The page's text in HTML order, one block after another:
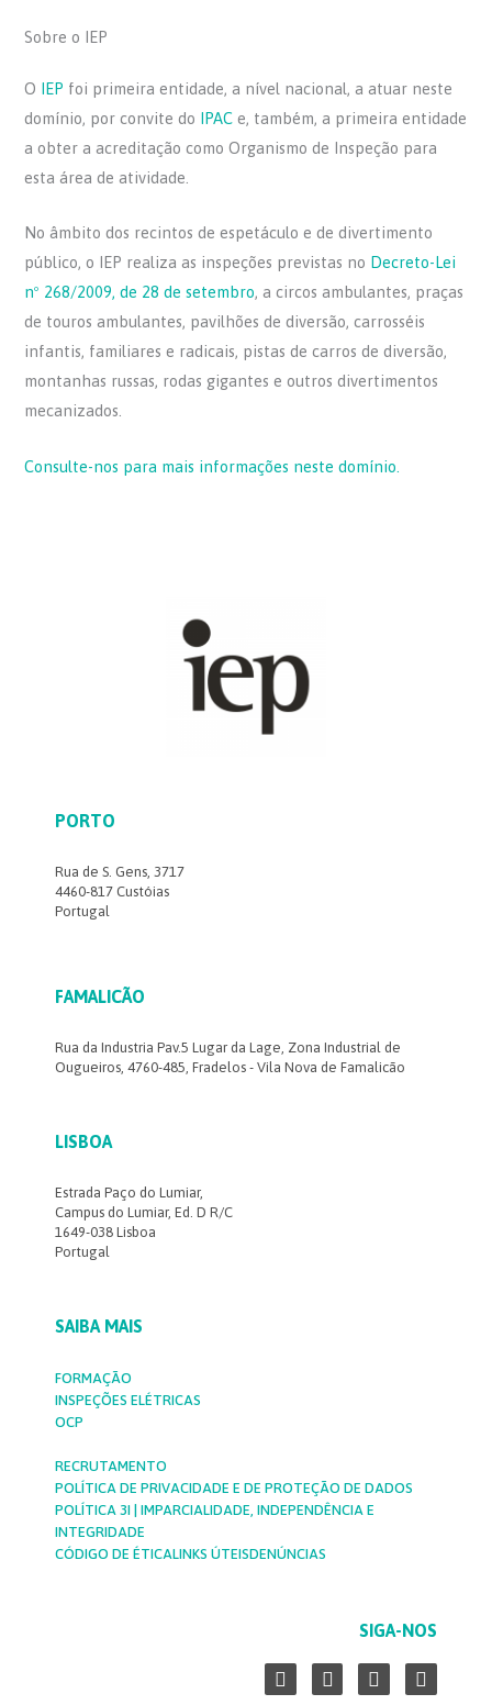
Sobre o IEP
O IEP foi primeira entidade, a nível nacional, a atuar neste
domínio, por convite do IPAC e, também, a primeira entidade
a obter a acreditação como Organismo de Inspeção para
esta área de atividade.
No âmbito dos recintos de espetáculo e de divertimento
público, o IEP realiza as inspeções previstas no Decreto-Lei
nº 268/2009, de 28 de setembro, a circos ambulantes, praças
de touros ambulantes, pavilhões de diversão, carrosséis
infantis, familiares e radicais, pistas de carros de diversão,
montanhas russas, rodas gigantes e outros divertimentos
mecanizados.
Consulte-nos para mais informações neste domínio.
PORTO
Rua de S. Gens, 3717
4460-817 Custóias
Portugal
FAMALICÃO
Rua da Industria Pav.5 Lugar da Lage, Zona Industrial de
Ougueiros, 4760-485, Fradelos - Vila Nova de Famalicão
LISBOA
Estrada Paço do Lumiar,
Campus do Lumiar, Ed. D R/C
1649-038 Lisboa
Portugal
SAIBA MAIS
FORMAÇÃO
INSPEÇÕES ELÉTRICAS
OCP
RECRUTAMENTO
POLÍTICA DE PRIVACIDADE E DE PROTEÇÃO DE DADOS
POLÍTICA 3I | IMPARCIALIDADE, INDEPENDÊNCIA E
INTEGRIDADE
CÓDIGO DE ÉTICALINKS ÚTEISDENÚNCIAS
SIGA-NOS
L
i
F
a
Y
o
I
n